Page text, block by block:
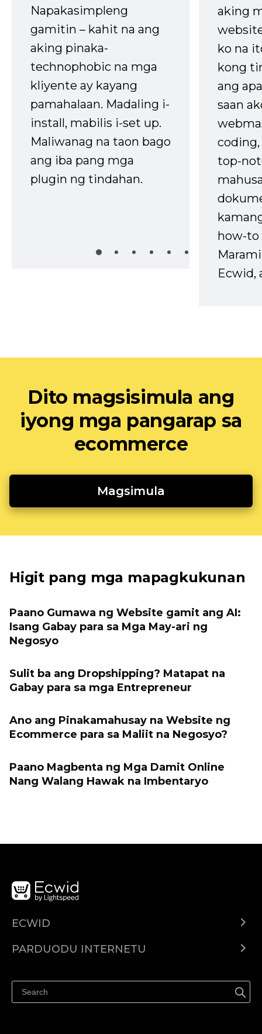
Napakasimpleng
gamitin – kahit na ang
aking pinaka-
technophobic na mga
kliyente ay kayang
pamahalaan. Madaling i-
install, mabilis i-set up.
Maliwanag na taon bago
ang iba pang mga
plugin ng tindahan.
aking
ko na
kong
ang
saan
top-
how-to
Ecwid,
Dito magsisimula ang
iyong mga pangarap sa
ecommerce
Magsimula
Higit pang mga mapagkukunan
Paano Gumawa ng Website gamit ang AI:
Isang Gabay para sa Mga May-ari ng
Negosyo
Sulit ba ang Dropshipping? Matapat na
Gabay para sa mga Entrepreneur
Ano ang Pinakamahusay na Website ng
Ecommerce para sa Maliit na Negosyo?
Paano Magbenta ng Mga Damit Online
Nang Walang Hawak na Imbentaryo
ECWID
Kainodara
PARDUODU INTERNETU
Parduodu Facebook
Parduodu Instagram